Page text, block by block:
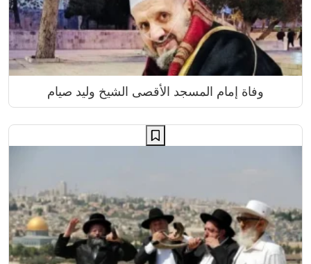
وفاة إمام المسجد الأقصى الشيخ وليد صيام